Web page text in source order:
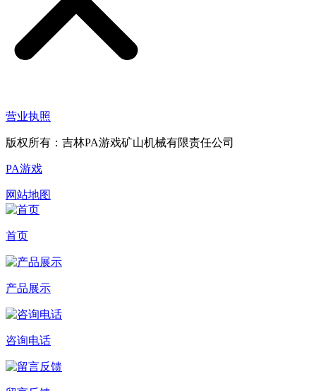
营业执照
版权所有：吉林PA游戏矿山机械有限责任公司
PA游戏
网站地图
首页
产品展示
咨询电话